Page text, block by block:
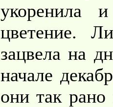
укоренила
цветение.
зацвела на
начале
они так рано